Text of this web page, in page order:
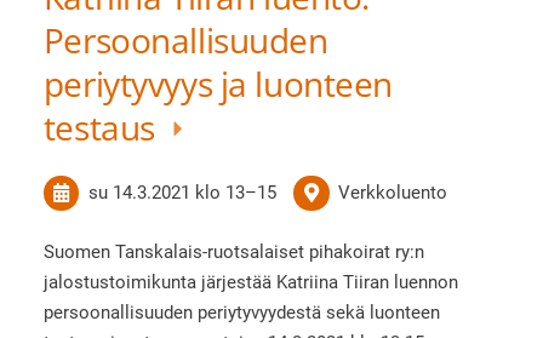
Persoonallisuuden
periytyvyys ja luonteen
testaus
su 14.3.2021 klo 13–15 Verkkoluento
Suomen Tanskalais-ruotsalaiset pihakoirat ry:n
jalostustoimikunta järjestää Katriina Tiiran luennon
persoonallisuuden periytyvyydestä sekä luonteen